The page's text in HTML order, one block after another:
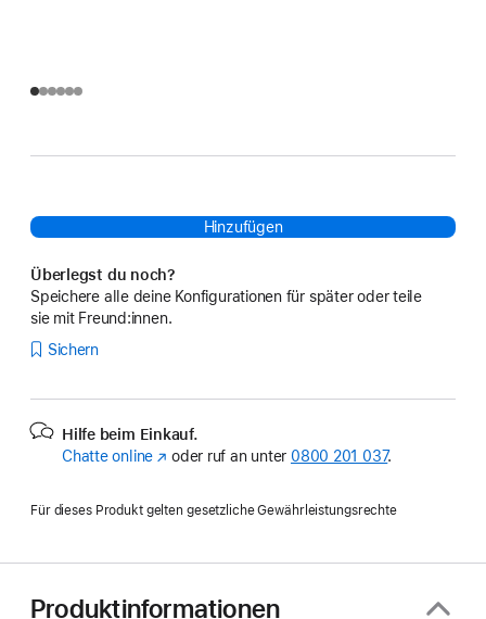
Hinzufügen
Überlegst du noch?
Speichere alle deine Konfigurationen für später oder teile
sie mit Freund:innen.
Sichern
Hilfe beim Einkauf.
Chatte online (Öffnet
Fenster)
oder ruf an unter 0800 201 037.
Für dieses Produkt gelten gesetzliche Gewährleistungsrechte
Produktinformationen